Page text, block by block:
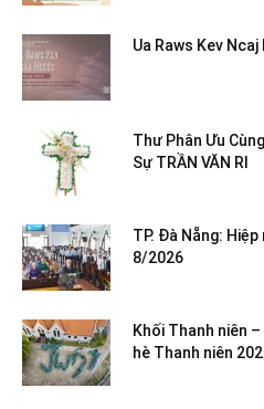
Ua Raws Kev
Thư Phân Ưu
Sự TRẦN VĂN RI
TP. Đà Nẵng:
8/2026
Khối Thanh niên
hè Thanh niên